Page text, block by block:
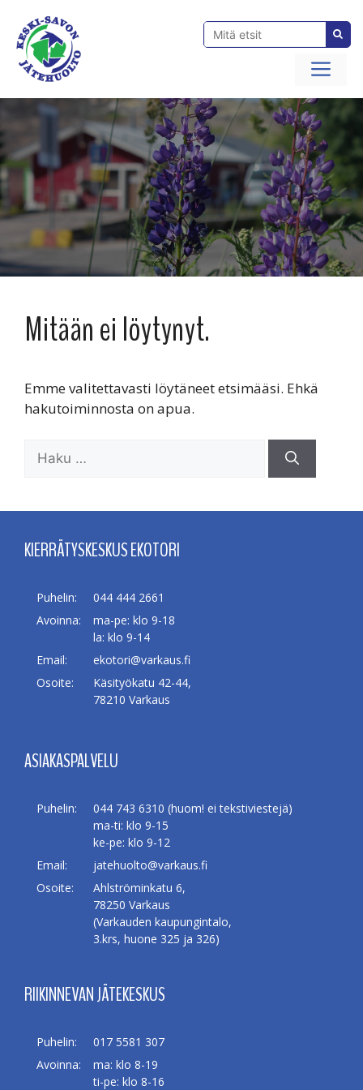
sisältöön
Mitään ei löytynyt.
Emme valitettavasti löytäneet etsimääsi. Ehkä
hakutoiminnosta on apua.
Haku:
KIERRÄTYSKESKUS EKOTORI
Puhelin:
044 444 2661
Avoinna:
ma-pe: klo 9-18
la: klo 9-14
Email:
ekotori@varkaus.fi
Osoite:
Käsityökatu 42-44,
78210 Varkaus
ASIAKASPALVELU
Puhelin:
044 743 6310 (huom! ei tekstiviestejä)
ma-ti: klo 9-15
ke-pe: klo 9-12
Email:
jatehuolto@varkaus.fi
Osoite:
Ahlströminkatu 6,
78250 Varkaus
(Varkauden kaupungintalo,
3.krs, huone 325 ja 326)
RIIKINNEVAN JÄTEKESKUS
Puhelin:
017 5581 307
Avoinna:
ma: klo 8-19
ti-pe: klo 8-16